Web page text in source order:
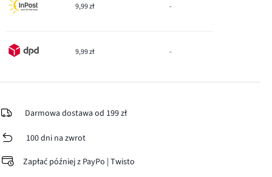
9,99 zł -
9,99 zł -
Darmowa dostawa od 199 zł
100 dni na zwrot
Zapłać później z PayPo | Twisto